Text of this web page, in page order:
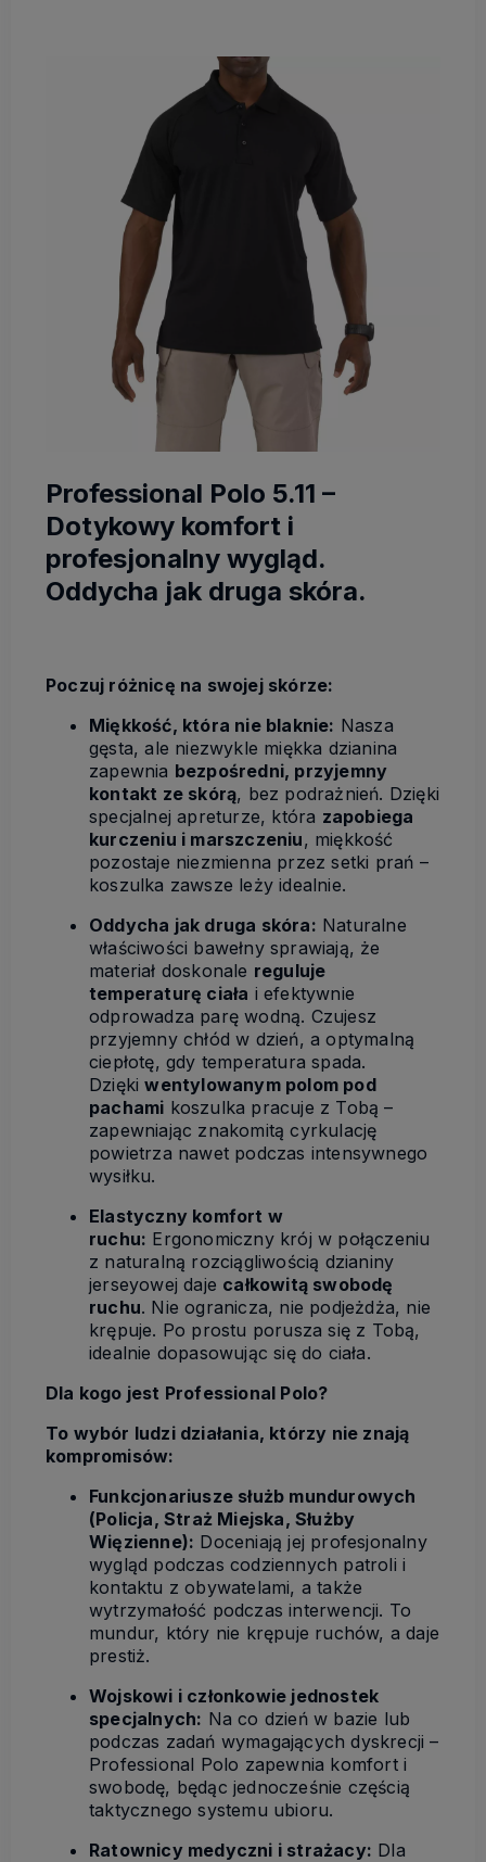
Professional Polo 5.11 –
Dotykowy komfort i
profesjonalny wygląd.
Oddycha jak druga skóra.
Poczuj różnicę na swojej skórze:
Miękkość, która nie blaknie: Nasza
gęsta, ale niezwykle miękka dzianina
zapewnia bezpośredni, przyjemny
kontakt ze skórą, bez podrażnień. Dzięki
specjalnej apreturze, która zapobiega
kurczeniu i marszczeniu, miękkość
pozostaje niezmienna przez setki prań –
koszulka zawsze leży idealnie.
Oddycha jak druga skóra: Naturalne
właściwości bawełny sprawiają, że
materiał doskonale reguluje
temperaturę ciała i efektywnie
odprowadza parę wodną. Czujesz
przyjemny chłód w dzień, a optymalną
ciepłotę, gdy temperatura spada.
Dziękiwentylowanym polom pod
pachami koszulka pracuje z Tobą –
zapewniając znakomitą cyrkulację
powietrza nawet podczas intensywnego
wysiłku.
Elastyczny komfort w
ruchu: Ergonomiczny krój w połączeniu
z naturalną rozciągliwością dzianiny
jerseyowej daje całkowitą swobodę
ruchu. Nie ogranicza, nie podjeżdża, nie
krępuje. Po prostu porusza się z Tobą,
idealnie dopasowując się do ciała.
Dla kogo jest Professional Polo?
To wybór ludzi działania, którzy nie znają
kompromisów:
Funkcjonariusze służb mundurowych
(Policja, Straż Miejska, Służby
Więzienne): Doceniają jej profesjonalny
wygląd podczas codziennych patroli i
kontaktu z obywatelami, a także
wytrzymałość podczas interwencji. To
mundur, który nie krępuje ruchów, a daje
prestiż.
Wojskowi i członkowie jednostek
specjalnych: Na co dzień w bazie lub
podczas zadań wymagających dyskrecji –
Professional Polo zapewnia komfort i
swobodę, będąc jednocześnie częścią
taktycznego systemu ubioru.
Ratownicy medyczni i strażacy: Dla